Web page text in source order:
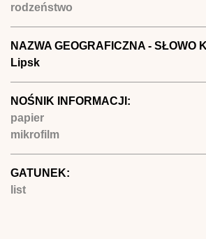
rodzeństwo
NAZWA GEOGRAFICZNA - SŁOWO
Lipsk
NOŚNIK INFORMACJI:
papier
mikrofilm
GATUNEK:
list